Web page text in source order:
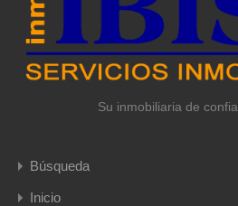
Su inmobiliaria de
Búsqueda
Inicio